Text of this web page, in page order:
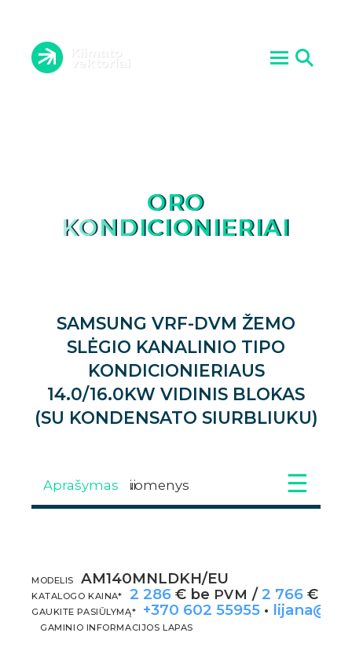
ORO
KONDICIONIERIAI
SAMSUNG VRF-DVM ŽEMO
SLĖGIO KANALINIO TIPO
KONDICIONIERIAUS
14.0/16.0KW VIDINIS BLOKAS
(SU KONDENSATO SIURBLIUKU)
Aprašymas
Techniniai duomenys
Galimi priedai
Atsisiuntimai
Galerija
Video
APRAŠYMAS
MODELIS AM140MNLDKH/EU
KATALOGO KAINA* 2 286€ be PVM / 2 766 € su
GAUKITE PASIŪLYMĄ* +370 602 55955 •
GAMINIO INFORMACIJOS LAPAS